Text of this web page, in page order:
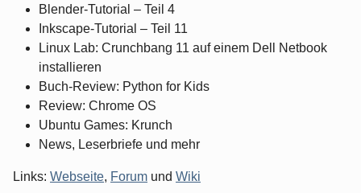
Blender-Tutorial – Teil 4
Inkscape-Tutorial – Teil 11
Linux Lab: Crunchbang 11 auf einem Dell Netbook
installieren
Buch-Review: Python for Kids
Review: Chrome OS
Ubuntu Games: Krunch
News, Leserbriefe und mehr
Links: Webseite, Forum und Wiki